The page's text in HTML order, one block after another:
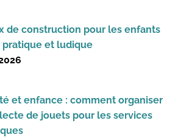
de construction pour les enfants
pratique et ludique
et enfance : comment organiser
de jouets pour les services